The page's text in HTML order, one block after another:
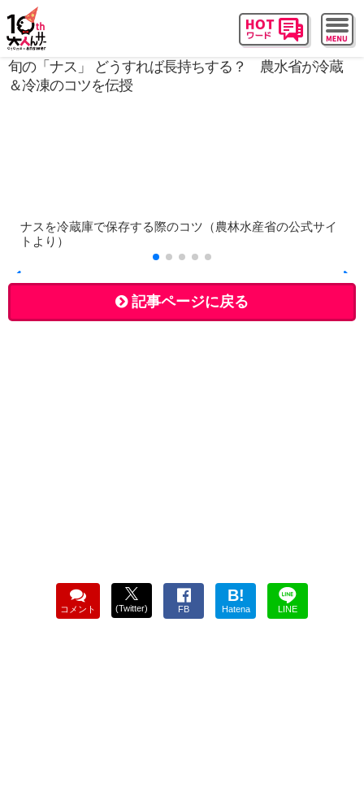
旬の「ナス」 どうすれば長持ちする？ 農水省が冷蔵
＆冷凍のコツを伝授
ナスを冷蔵庫で保存する際のコツ（農林水産省の公式サイ
トより）
記事ページに戻る
コメント (Twitter) FB
B!
Hatena LINE